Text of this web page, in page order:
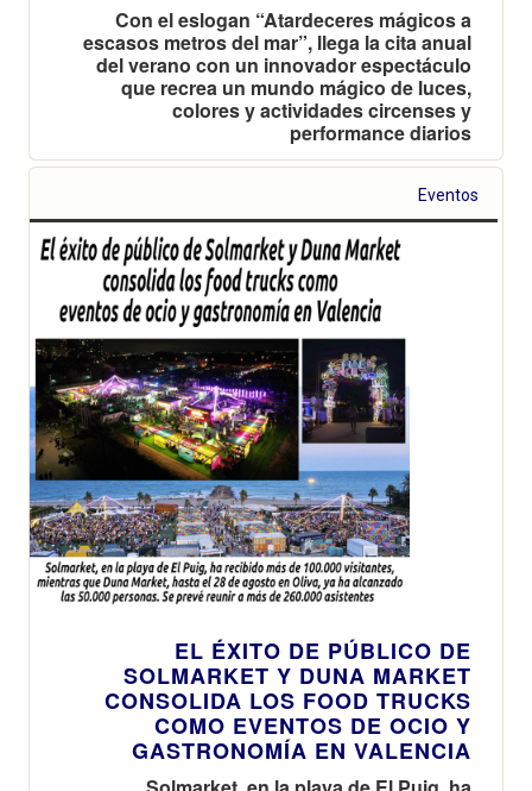
Con el eslogan “Atardeceres mágicos a
escasos metros del mar”, llega la cita anual
del verano con un innovador espectáculo
que recrea un mundo mágico de luces,
colores y actividades circenses y
performance diarios
Eventos
EL ÉXITO DE PÚBLICO DE
SOLMARKET Y DUNA MARKET
CONSOLIDA LOS FOOD TRUCKS
COMO EVENTOS DE OCIO Y
GASTRONOMÍA EN VALENCIA